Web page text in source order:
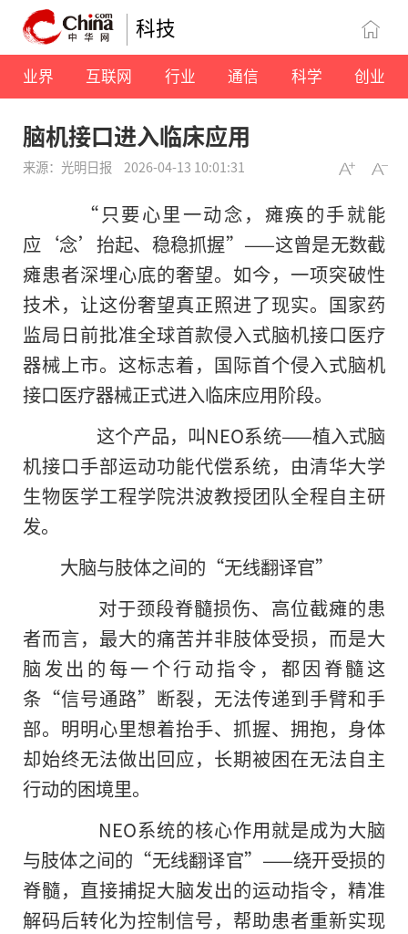
科技
业界 互联网 行业 通信 科学 创业
脑机接口进入临床应用
来源：光明日报 2026-04-13 10:01:31
“只要心里一动念，瘫痪的手就能
应‘念’抬起、稳稳抓握”——这曾是无数截
瘫患者深埋心底的奢望。如今，一项突破性
技术，让这份奢望真正照进了现实。国家药
监局日前批准全球首款侵入式脑机接口医疗
器械上市。这标志着，国际首个侵入式脑机
接口医疗器械正式进入临床应用阶段。
这个产品，叫NEO系统——植入式脑
机接口手部运动功能代偿系统，由清华大学
生物医学工程学院洪波教授团队全程自主研
发。
大脑与肢体之间的“无线翻译官”
对于颈段脊髓损伤、高位截瘫的患
者而言，最大的痛苦并非肢体受损，而是大
脑发出的每一个行动指令，都因脊髓这
条“信号通路”断裂，无法传递到手臂和手
部。明明心里想着抬手、抓握、拥抱，身体
却始终无法做出回应，长期被困在无法自主
行动的困境里。
NEO系统的核心作用就是成为大脑
与肢体之间的“无线翻译官”——绕开受损的
脊髓，直接捕捉大脑发出的运动指令，精准
解码后转化为控制信号，帮助患者重新实现